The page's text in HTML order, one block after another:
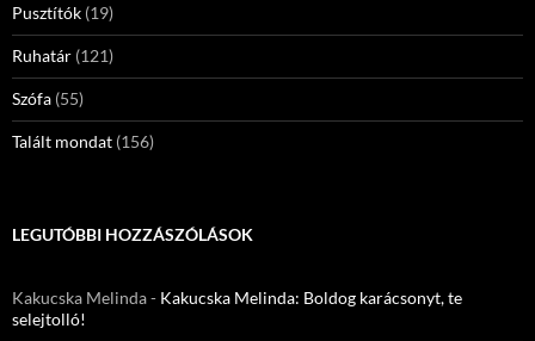
Pusztítók (19)
Ruhatár (121)
Szófa (55)
Talált mondat (156)
LEGUTÓBBI HOZZÁSZÓLÁSOK
Kakucska Melinda- Kakucska Melinda: Boldog karácsonyt, te
selejtolló!